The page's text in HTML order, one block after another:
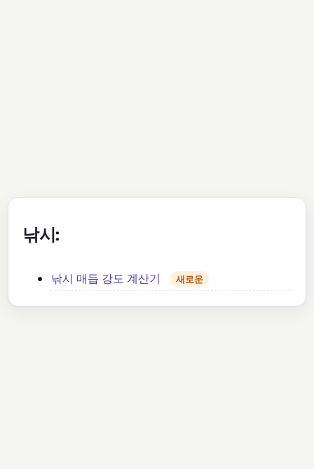
낚시:
낚시 매듭 강도 계산기 새로운